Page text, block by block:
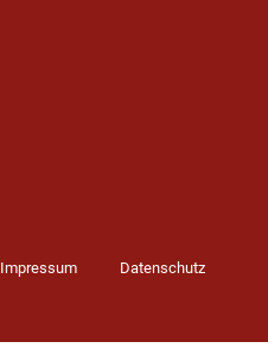
Impressum
Datenschutz